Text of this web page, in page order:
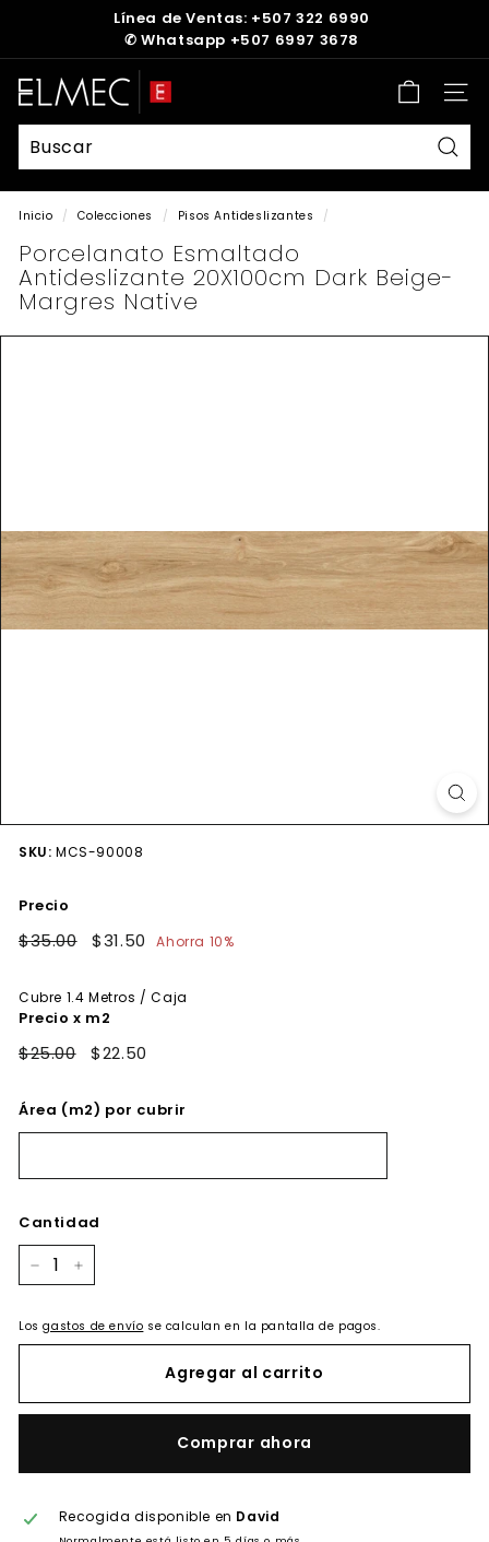
diapositivas
pausa
Línea de Ventas: +507 322 6990
✆ Whatsapp +507 6997 3678
E
L
M
E
C
Inicio / Colecciones / Pisos Antideslizantes /
Porcelanato Esmaltado
Antideslizante 20X100cm Dark Beige-
Margres Native
SKU: MCS-90008
Precio
Precio
$35.00$35.00
Precio
$31.50 $31.50
Ahorra 10%
Cubre 1.4 Metros / Caja
Precio x m2
$25.00 $22.50
Área (m2) por cubrir
Cantidad
Losgastos de envío se calculan en la pantalla de pagos.
Agregar al carrito
Comprar ahora
Recogida disponible en David